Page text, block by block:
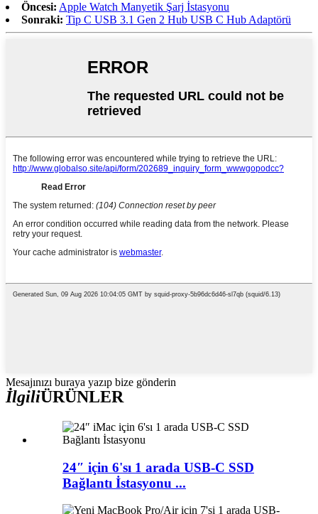
Öncesi: Apple Watch Manyetik Şarj İstasyonu
Sonraki: Tip C USB 3.1 Gen 2 Hub USB C Hub Adaptörü
Mesajınızı buraya yazıp bize gönderin
İlgiliÜRÜNLER
24″ için 6'sı 1 arada USB-C SSD
Bağlantı İstasyonu ...